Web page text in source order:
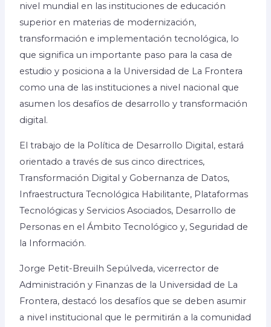
nivel mundial en las instituciones de educación
superior en materias de modernización,
transformación e implementación tecnológica, lo
que significa un importante paso para la casa de
estudio y posiciona a la Universidad de La Frontera
como una de las instituciones a nivel nacional que
asumen los desafíos de desarrollo y transformación
digital.
El trabajo de la Política de Desarrollo Digital, estará
orientado a través de sus cinco directrices,
Transformación Digital y Gobernanza de Datos,
Infraestructura Tecnológica Habilitante, Plataformas
Tecnológicas y Servicios Asociados, Desarrollo de
Personas en el Ámbito Tecnológico y, Seguridad de
la Información.
Jorge Petit-Breuilh Sepúlveda, vicerrector de
Administración y Finanzas de la Universidad de La
Frontera, destacó los desafíos que se deben asumir
a nivel institucional que le permitirán a la comunidad